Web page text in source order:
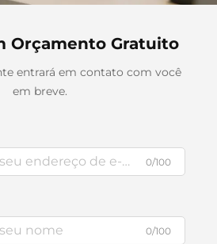
Orçamento Gratuito
entrará em contato com você
em breve.
0/100
0/100